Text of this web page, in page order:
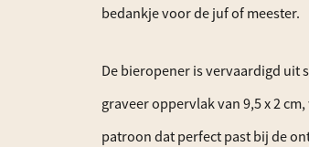
bedankje voor de juf of meester.
De bieropener is vervaardigd uit
graveer oppervlak van 9,5 x 2
patroon dat perfect past bij de